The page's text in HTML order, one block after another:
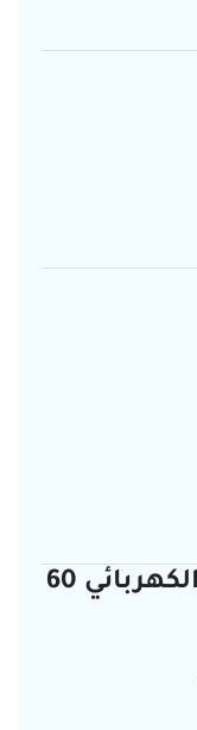
💡 لماذا تختار فرن جليم الكهربائي 60